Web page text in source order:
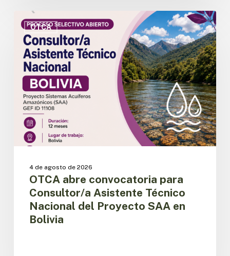
OTCA
OTCA
abre
convocatoria
para
Consultor/a
Asistente
Técnico
Nacional
del
Proyecto
SAA
4 de agosto de 2026
OTCA abre convocatoria para
Consultor/a Asistente Técnico
Nacional del Proyecto SAA en
Bolivia